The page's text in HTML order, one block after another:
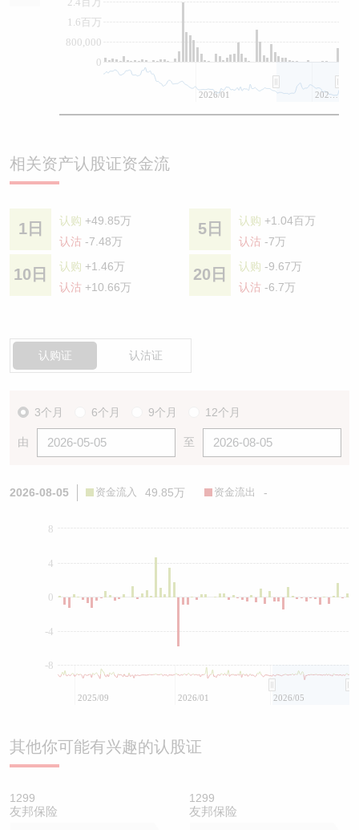
0
800,000
1.6百万
2026/01 2026/07
相关资产认股证资金流
1日 认购 +49.85万
认沽 -7.48万
5日 认购 +1.04百万
认沽 -7万
10日 认购 +1.46万
认沽 +10.66万
20日 认购 -9.67万
认沽 -6.7万
认购证 认沽证
3个月 6个月 9个月 12个月
由 至
2026-08-05 资金流入 49.85万 资金流出 -
0
-8
-4
4
8
2025/09 2026/01 2026/05
其他你可能有兴趣的认股证
1299
友邦保险
1299
友邦保险